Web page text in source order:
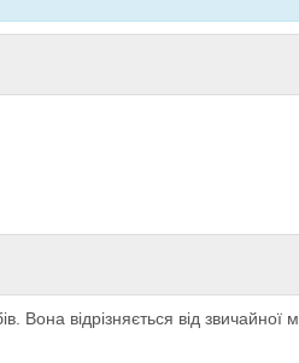
відрізняється від звичайної